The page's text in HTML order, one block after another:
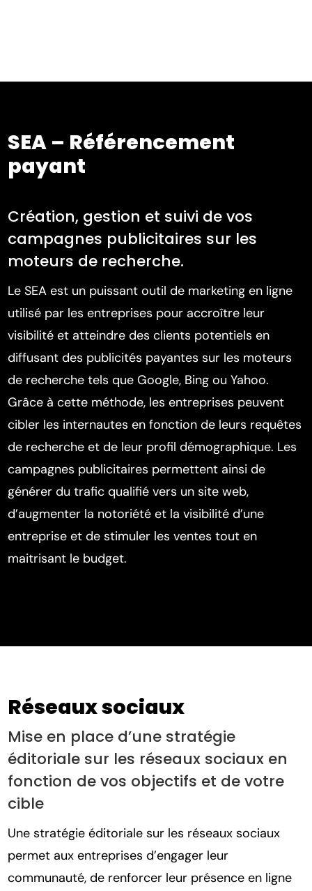
SEA – Référencement
payant
Création, gestion et suivi de vos
campagnes publicitaires sur les
moteurs de recherche.
Le SEA est un puissant outil de marketing en ligne
utilisé par les entreprises pour accroître leur
visibilité et atteindre des clients potentiels en
diffusant des publicités payantes sur les moteurs
de recherche tels que Google, Bing ou Yahoo.
Grâce à cette méthode, les entreprises peuvent
cibler les internautes en fonction de leurs requêtes
de recherche et de leur profil démographique. Les
campagnes publicitaires permettent ainsi de
générer du trafic qualifié vers un site web,
d’augmenter la notoriété et la visibilité d’une
entreprise et de stimuler les ventes tout en
maitrisant le budget.
Réseaux sociaux
Mise en place d’une stratégie
éditoriale sur les réseaux sociaux en
fonction de vos objectifs et de votre
cible
Une stratégie éditoriale sur les réseaux sociaux
permet aux entreprises d’engager leur
communauté, de renforcer leur présence en ligne